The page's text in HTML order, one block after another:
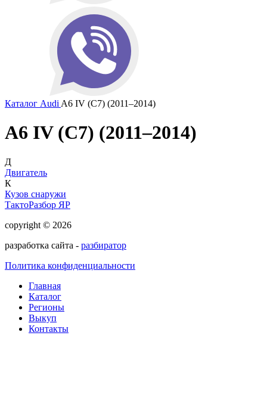
Каталог Audi A6 IV (C7) (2011–2014)
A6 IV (C7) (2011–2014)
Д
Двигатель
К
Кузов снаружи
ТактоРазбор ЯР
copyright © 2026
разработка сайта - разбиратор
Политика конфиденциальности
Главная
Каталог
Регионы
Выкуп
Контакты